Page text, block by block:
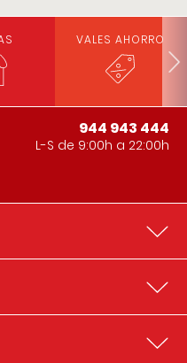
VALES AHORRO
944 943 444
L-S de 9:00h a 22:00h